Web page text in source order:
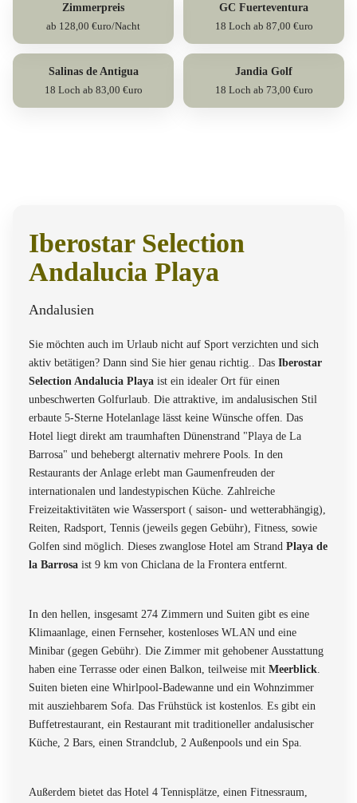
Zimmerpreis
ab 128,00 €uro/Nacht
GC Fuerteventura
18 Loch ab 87,00 €uro
Salinas de Antigua
18 Loch ab 83,00 €uro
Jandia Golf
18 Loch ab 73,00 €uro
Iberostar Selection
Andalucia Playa
Andalusien
Sie möchten auch im Urlaub nicht auf Sport verzichten und sich
aktiv betätigen? Dann sind Sie hier genau richtig.. Das Iberostar
Selection Andalucia Playa ist ein idealer Ort für einen
unbeschwerten Golfurlaub. Die attraktive, im andalusischen Stil
erbaute 5-Sterne Hotelanlage lässt keine Wünsche offen. Das
Hotel liegt direkt am traumhaften Dünenstrand "Playa de La
Barrosa" und behebergt alternativ mehrere Pools. In den
Restaurants der Anlage erlebt man Gaumenfreuden der
internationalen und landestypischen Küche. Zahlreiche
Freizeitaktivitäten wie Wassersport ( saison- und wetterabhängig),
Reiten, Radsport, Tennis (jeweils gegen Gebühr), Fitness, sowie
Golfen sind möglich. Dieses zwanglose Hotel am Strand Playa de
la Barrosa ist 9 km von Chiclana de la Frontera entfernt.
In den hellen, insgesamt 274 Zimmern und Suiten gibt es eine
Klimaanlage, einen Fernseher, kostenloses WLAN und eine
Minibar (gegen Gebühr). Die Zimmer mit gehobener Ausstattung
haben eine Terrasse oder einen Balkon, teilweise mit Meerblick
Suiten bieten eine Whirlpool-Badewanne und ein Wohnzimmer
mit ausziehbarem Sofa. Das Frühstück ist kostenlos. Es gibt ein
Buffetrestaurant, ein Restaurant mit traditioneller andalusischer
Küche, 2 Bars, einen Strandclub, 2 Außenpools und ein Spa.
Außerdem bietet das Hotel 4 Tennisplätze, einen Fitnessraum,